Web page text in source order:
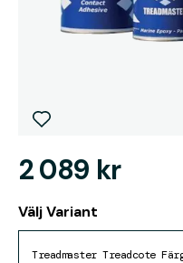
2 089 kr
Välj Variant
Treadmaster Treadcote